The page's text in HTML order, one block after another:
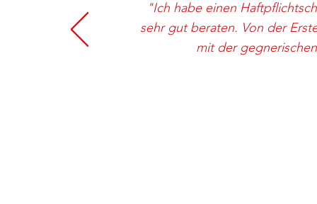
"Ich habe einen
sehr gut beraten. Von der
mit der